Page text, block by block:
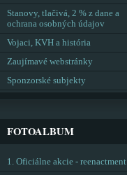
Stanovy, tlačivá, 2 % z dane a
ochrana osobných údajov
Vojaci, KVH a história
Zaujímavé webstránky
Sponzorské subjekty
FOTOALBUM
1. Oficiálne akcie - reenactment